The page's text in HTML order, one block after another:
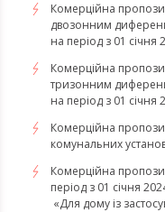
Комерційна
двозонним
на період з 01 січня
Комерційна
тризонним
на період з 01 січня
Комерційна
комунальних
Комерційна
період з 01 січня
«Для дому із